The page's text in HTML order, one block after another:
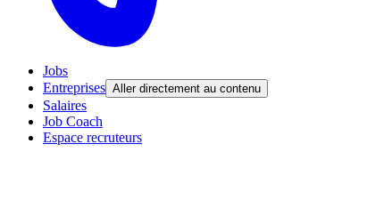
Jobs
Entreprises Aller directement au contenu
Salaires
Job Coach
Espace recruteurs